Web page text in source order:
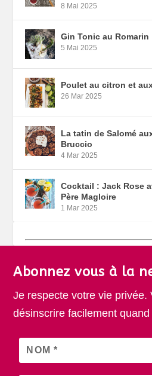
8 Mai 2025
Gin Tonic au Romarin
5 Mai 2025
Poulet au citron et
26 Mar 2025
La tatin de Salomé
Bruccio
4 Mar 2025
Cocktail : Jack Rose
Père Magloire
1 Mar 2025
Abonnez vous à la
Je respecte votre vie privée.
désinscrire facilement